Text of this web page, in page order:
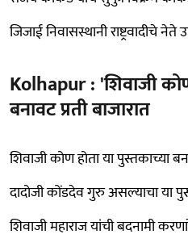
जिजाई निवासस्थानी राष्ट्रवादीचे नेते
Kolhapur : 'शिवाजी
बनावट प्रती बाजारात
शिवाजी कोण होता या पुस्तकाच्या
दादोजी कोंडदेव गुरु असल्याचा या
शिवाजी महाराज यांची बदनामी